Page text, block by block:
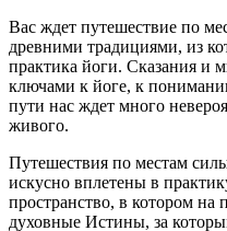
Вас ждет путешествие по
древними традициями, из
практика йоги. Сказания и
ключами к йоге, к
пути нас ждет много
живого.
Путешествия по местам
искусно вплетены в
пространство, в котором на
духовные Истины, за